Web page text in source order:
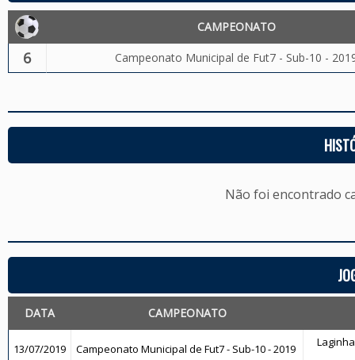
CAMPEONATO
6 Campeonato Municipal de Fut7 - Sub-10 -
Não foi encontrado
DATA CAMPEONATO
13/07/2019 Campeonato Municipal de Fut7 - Sub-10 - 2019 Laginha